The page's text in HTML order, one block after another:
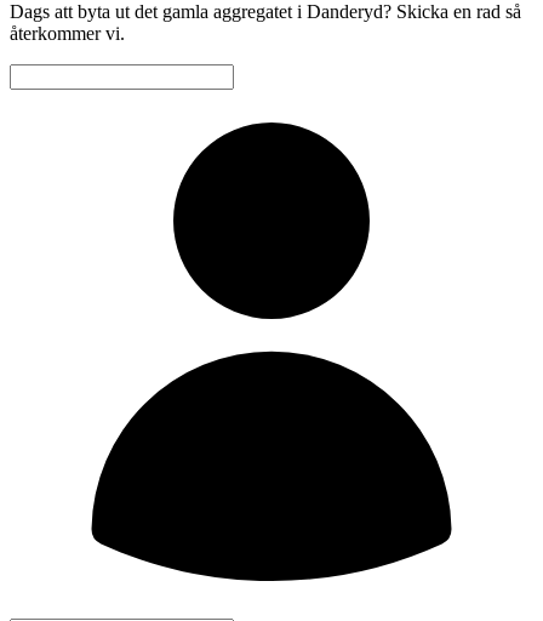
Dags att byta ut det gamla aggregatet i Danderyd? Skicka en rad så
återkommer vi.